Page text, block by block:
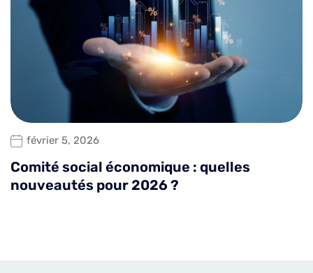
février 5, 2026
Comité social économique : quelles
nouveautés pour 2026 ?